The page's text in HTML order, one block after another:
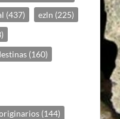
(437) ezln (225)
(160)
(144)